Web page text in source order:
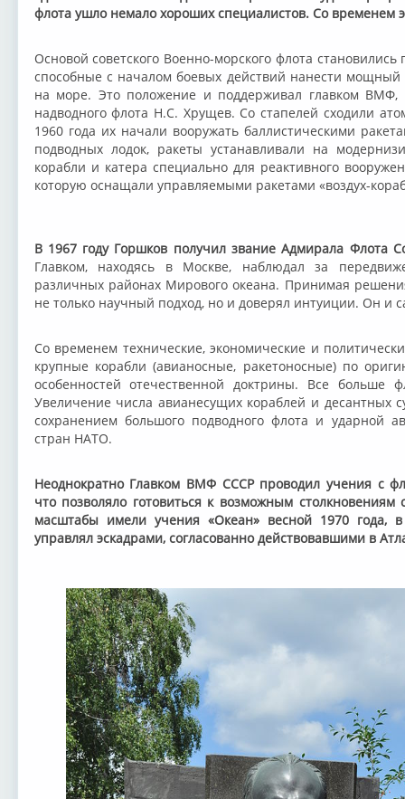
флота ушло немало хороших специалистов. Со временем
Основой советского Военно-морского флота
способные с началом боевых действий нанести
на море. Это положение и поддерживал главком ВМФ,
надводного флота Н.С. Хрущев. Со стапелей сходили
1960 года их начали вооружать баллистическими
подводных лодок, ракеты устанавливали на
корабли и катера специально для реактивного
которую оснащали управляемыми ракетами «воздух-
В 1967 году Горшков получил звание Адмирала Флота
Главком, находясь в Москве, наблюдал за
различных районах Мирового океана. Принимая
не только научный подход, но и доверял интуиции. Он и
Со временем технические, экономические и
крупные корабли (авианосные, ракетоносные) по
особенностей отечественной доктрины. Все больше
Увеличение числа авианесущих кораблей и десантных
сохранением большого подводного флота и ударной
стран НАТО.
Неоднократно Главком ВМФ СССР проводил учения с
что позволяло готовиться к возможным
масштабы имели учения «Океан» весной 1970 года,
управлял эскадрами, согласованно действовавшими в